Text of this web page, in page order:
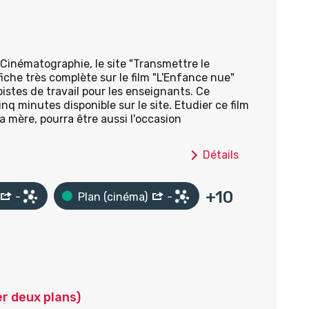
le site "Transmettre le
très complète sur le film "L'Enfance nue"
de travail pour les enseignants. Ce
minutes disponible sur le site. Etudier ce film
mère, pourra être aussi l'occasion
Détails
- Plan (cinéma) - +10
deux plans)